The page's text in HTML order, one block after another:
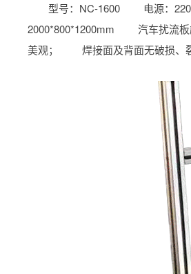
型号：NC-1600 电源：
2000*800*1200mm 汽车扰流
美观； 焊接面及背面无破损、